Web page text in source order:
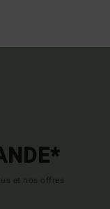
et nos offres